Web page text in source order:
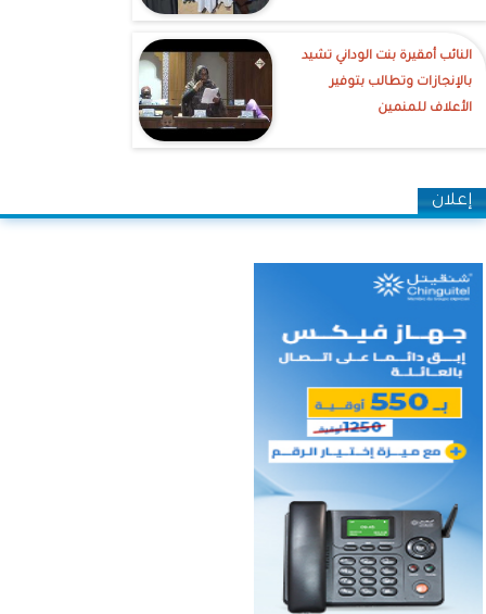
النائب أمقيرة بنت الوداني تشيد
بالإنجازات وتطالب بتوفير
الأعلاف للمنمين
إعلان